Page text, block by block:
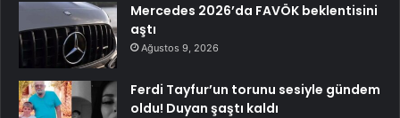
Mercedes 2026’da FAVÖK beklentisini
aştı
Ağustos 9, 2026
Ferdi Tayfur’un torunu sesiyle gündem
oldu! Duyan şaştı kaldı